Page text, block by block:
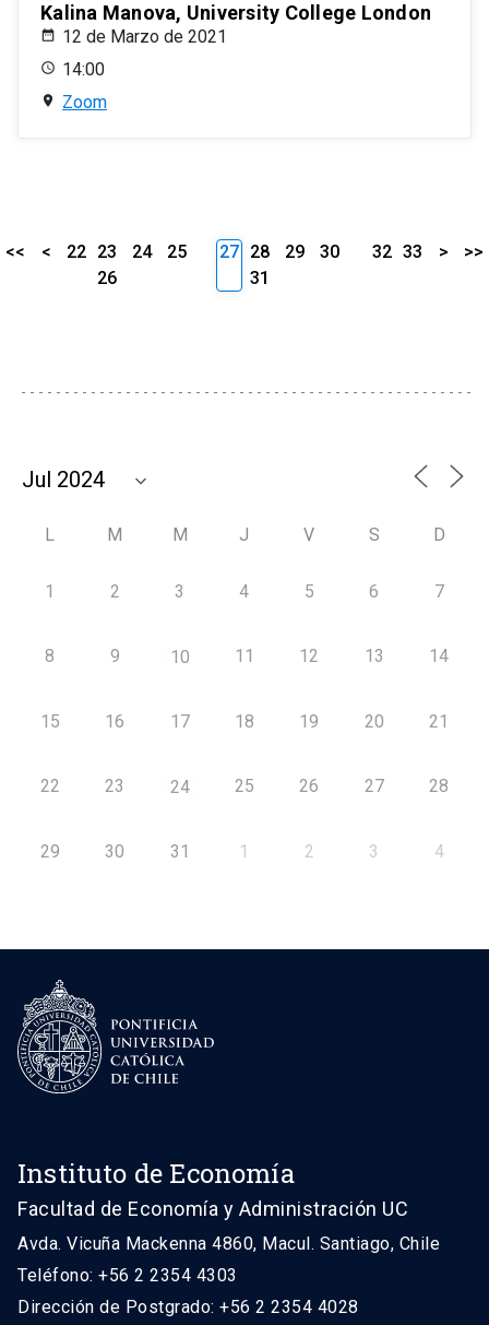
Kalina Manova, University College London
12 de Marzo de 2021
14:00
Zoom
<< < 22 23 24
25
26
27 28 29
30
31
32 33 > >>
L M M J V S D
1 2 3 4 5 6 7
8 9 10 11 12 13 14
15 16 17 18 19 20 21
22 23 24 25 26 27 28
29 30 31 1 2 3 4
Instituto de Economía
Facultad de Economía y Administración UC
Avda. Vicuña Mackenna 4860, Macul. Santiago, Chile
Teléfono: +56 2 2354 4303
Dirección de Postgrado: +56 2 2354 4028